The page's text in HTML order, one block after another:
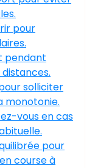
pour
pendant
solliciter
monotonie.
vous en cas
pour
course à